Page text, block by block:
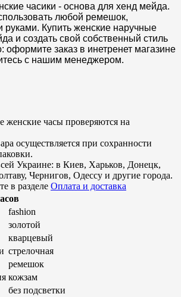
часики - основа для хенд мейда.
любой ремешок,
Купить женские наручные
и создать свой собственный стиль
оформите заказ в инетренет магазине
с нашим менеджером.
женские часы проверяются на
осуществляется при сохранности
Украине: в Киев, Харьков, Донецк,
Чернигов, Одессу и другие города.
в разделе Оплата и доставка
fashion
золотой
кварцевый
стрелочная
ремешок
кожзам
без подсветки